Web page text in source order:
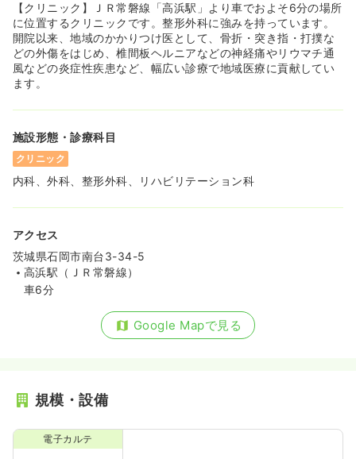
【クリニック】ＪＲ常磐線「高浜駅」より車でおよそ6分の場所
に位置するクリニックです。整形外科に強みを持っています。
開院以来、地域のかかりつけ医として、骨折・突き指・打撲な
どの外傷をはじめ、椎間板ヘルニアなどの神経痛やリウマチ通
風などの炎症性疾患など、幅広い診療で地域医療に貢献してい
ます。
施設形態・診療科目
クリニック
内科、外科、整形外科、リハビリテーション科
アクセス
茨城県石岡市南台3-34-5
高浜駅（ＪＲ常磐線）
車6分
Google Mapで見る
規模・設備
電子カルテ